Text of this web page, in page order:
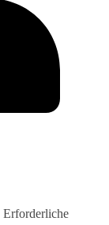
Erforderliche